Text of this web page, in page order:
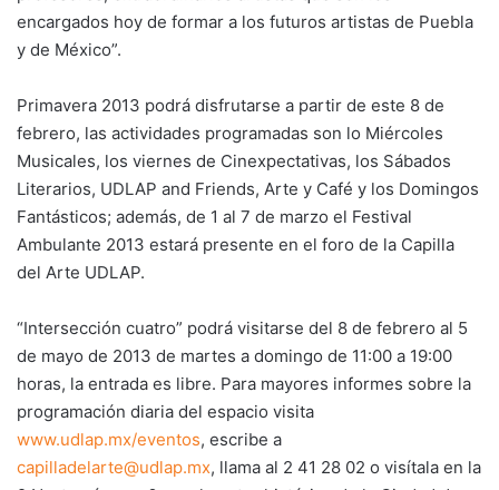
encargados hoy de formar a los futuros artistas de Puebla
y de México”.
Primavera 2013 podrá disfrutarse a partir de este 8 de
febrero, las actividades programadas son lo Miércoles
Musicales, los viernes de Cinexpectativas, los Sábados
Literarios, UDLAP and Friends, Arte y Café y los Domingos
Fantásticos; además, de 1 al 7 de marzo el Festival
Ambulante 2013 estará presente en el foro de la Capilla
del Arte UDLAP.
“Intersección cuatro” podrá visitarse del 8 de febrero al 5
de mayo de 2013 de martes a domingo de 11:00 a 19:00
horas, la entrada es libre. Para mayores informes sobre la
programación diaria del espacio visita
www.udlap.mx/eventos, escribe a
capilladelarte@udlap.mx, llama al 2 41 28 02 o visítala en la